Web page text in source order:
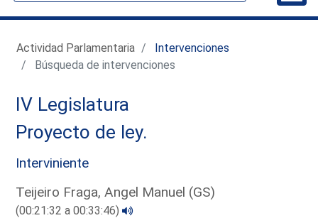
Actividad Parlamentaria
Intervenciones
Búsqueda de intervenciones
IV Legislatura
Proyecto de ley.
Interviniente
Teijeiro Fraga, Angel Manuel (GS)
(00:21:32 a 00:33:46)